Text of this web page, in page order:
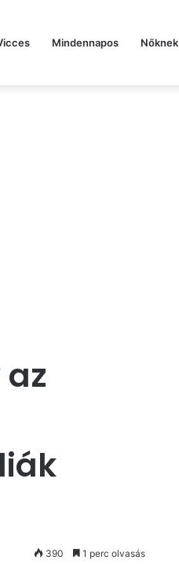
Mindennapos Nőknek
390 1 perc olvasás